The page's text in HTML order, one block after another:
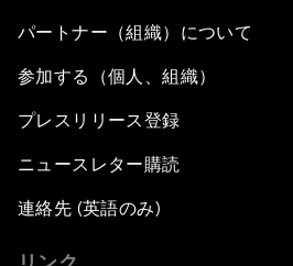
パートナー（組織）について
参加する（個人、組織）
プレスリリース登録
ニュースレター購読
連絡先 (英語のみ)